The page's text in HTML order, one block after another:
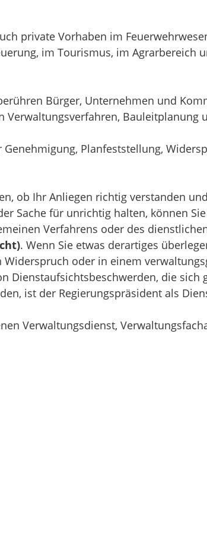
private Vorhaben im
im Tourismus, im Agrarbereich
Bürger, Unternehmen und
Bauleitplanung
Planfeststellung,
ob Ihr Anliegen richtig verstanden
Sache für unrichtig halten, können
Verfahrens oder des
. Wenn Sie etwas derartiges
oder in einem
Dienstaufsichtsbeschwerden, die sich
ist der Regierungspräsident als
Verwaltungsdienst,